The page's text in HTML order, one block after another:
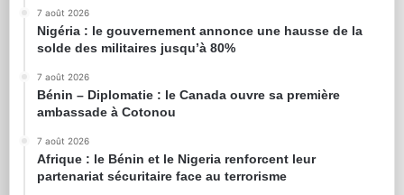
7 août 2026
Nigéria : le gouvernement annonce une hausse de la
solde des militaires jusqu’à 80%
7 août 2026
Bénin – Diplomatie : le Canada ouvre sa première
ambassade à Cotonou
7 août 2026
Afrique : le Bénin et le Nigeria renforcent leur
partenariat sécuritaire face au terrorisme